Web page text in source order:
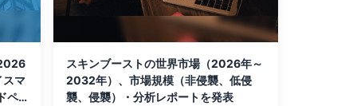
スマ
ペ
スキンブーストの世界市場（2026年～
2032年）、市場規模（非侵襲、低侵
襲、侵襲）・分析レポートを発表